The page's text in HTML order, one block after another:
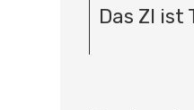
Das ZI ist